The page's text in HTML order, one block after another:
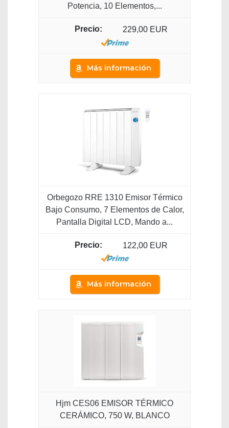
Potencia, 10 Elementos,...
229,00 EUR
Más información
Orbegozo RRE 1310 Emisor Térmico
Bajo Consumo, 7 Elementos de Calor,
Pantalla Digital LCD, Mando a...
122,00 EUR
Más información
Hjm CES06 EMISOR TÉRMICO
CERÁMICO, 750 W, BLANCO